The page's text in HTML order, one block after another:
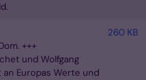
+++
und Wolfgang
an Europas Werte und
260 KB